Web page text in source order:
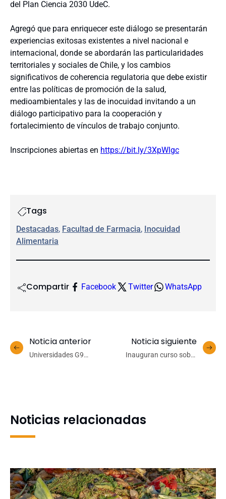
del Plan Ciencia 2030 UdeC.
Agregó que para enriquecer este diálogo se presentarán
experiencias exitosas existentes a nivel nacional e
internacional, donde se abordarán las particularidades
territoriales y sociales de Chile, y los cambios
significativos de coherencia regulatoria que debe existir
entre las políticas de promoción de la salud,
medioambientales y las de inocuidad invitando a un
diálogo participativo para la cooperación y
fortalecimiento de vínculos de trabajo conjunto.
Inscripciones abiertas en https://bit.ly/3XpWlgc
Tags
Destacadas, Facultad de Farmacia, Inocuidad
Alimentaria
Compartir Facebook Twitter WhatsApp
Noticia anterior
Universidades G9
Noticia siguiente
Inauguran curso sobre
Noticias relacionadas